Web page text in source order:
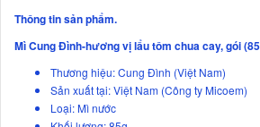
Thông tin sản phẩm.
Mì Cung Đình-hương vị lẩu tôm chua cay, gói
Thương hiệu: Cung Đình (Việt Nam)
Sản xuất tại: Việt Nam (Công ty Micoem)
Loại: Mì nước